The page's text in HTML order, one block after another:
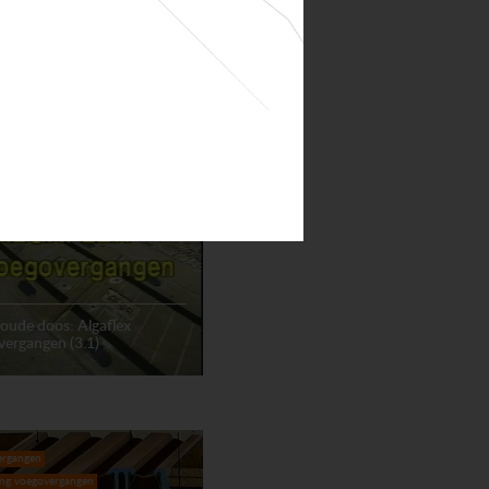
doos: Algaflex
(3.1)
voegovergangen